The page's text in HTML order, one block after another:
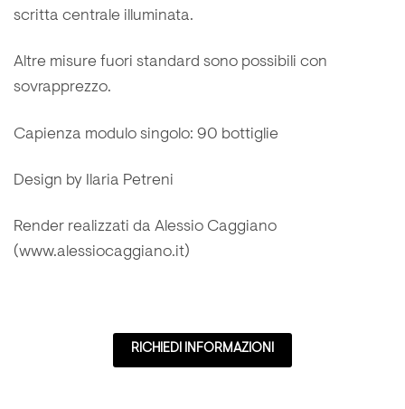
scritta centrale illuminata.
Altre misure fuori standard sono possibili con
sovrapprezzo.
Capienza modulo singolo: 90 bottiglie
Design by Ilaria Petreni
Render realizzati da Alessio Caggiano
(www.alessiocaggiano.it)
RICHIEDI INFORMAZIONI